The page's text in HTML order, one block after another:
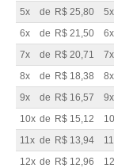
5x
de R$ 25,80
6x
de R$ 21,50
7x
de R$ 20,71
8x
de R$ 18,38
9x
de R$ 16,57
10x de R$ 15,12
11x de R$ 13,94
12x de R$ 12,96